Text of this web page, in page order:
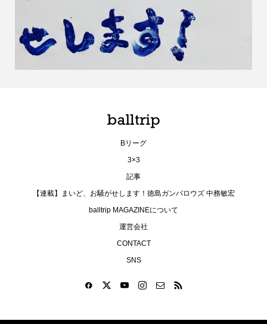
Bリーグ
3×3
記事
【連載】まいど、お騒がせします！徳島ガンバロウズ 中務敏宏
balltrip MAGAZINEについて
運営会社
CONTACT
SNS